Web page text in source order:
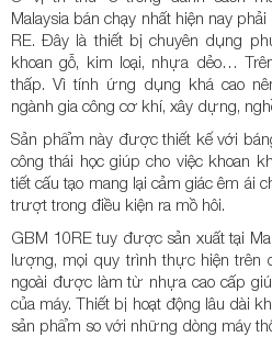
Malaysia bán chạy nhất hiện nay
RE. Đây là thiết bị chuyên dụng
khoan gỗ, kim loại, nhựa dẻo…
thấp. Vì tính ứng dụng khá cao
ngành gia công cơ khí, xây dựng,
Sản phẩm này được thiết kế với
công thái học giúp cho việc khoan
tiết cấu tạo mang lại cảm giác êm ái
trượt trong điều kiện ra mồ hôi.
GBM 10RE tuy được sản xuất tại
lượng, mọi quy trình thực hiện trên
ngoài được làm từ nhựa cao cấp
của máy. Thiết bị hoạt động lâu dài
sản phẩm so với những dòng máy